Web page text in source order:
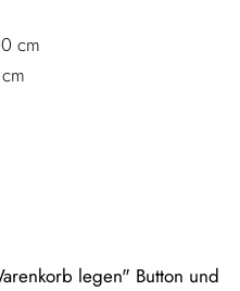
cm
legen" Button und